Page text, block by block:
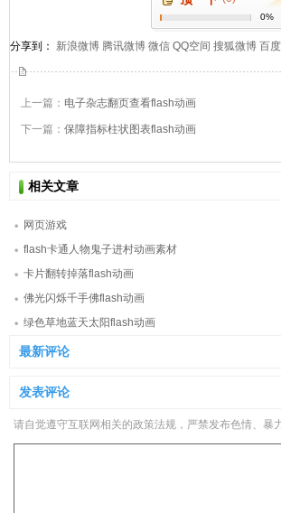
0%
分享到： 新浪微博 腾讯微博 微信 QQ空间 搜狐微博 百
上一篇： 电子杂志翻页查看flash动画
下一篇： 保障指标柱状图表flash动画
相关文章
网页游戏
flash卡通人物鬼子进村动画素材
卡片翻转掉落flash动画
佛光闪烁千手佛flash动画
绿色草地蓝天太阳flash动画
最新评论
发表评论
请自觉遵守互联网相关的政策法规，严禁发布色情、暴